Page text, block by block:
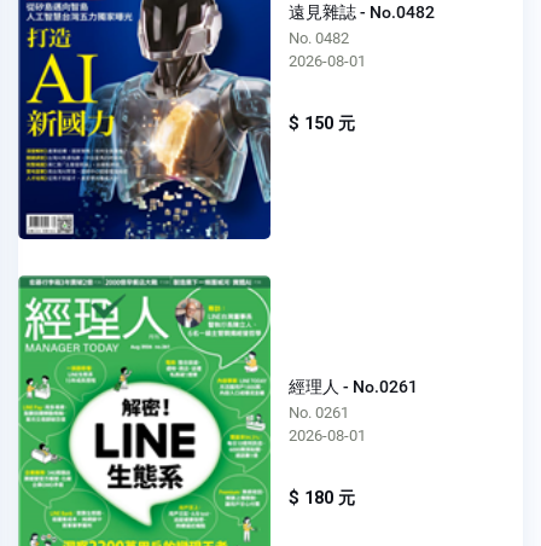
遠見雜誌 - No.0482
No. 0482
2026-08-01
$ 150 元
經理人 - No.0261
No. 0261
2026-08-01
$ 180 元